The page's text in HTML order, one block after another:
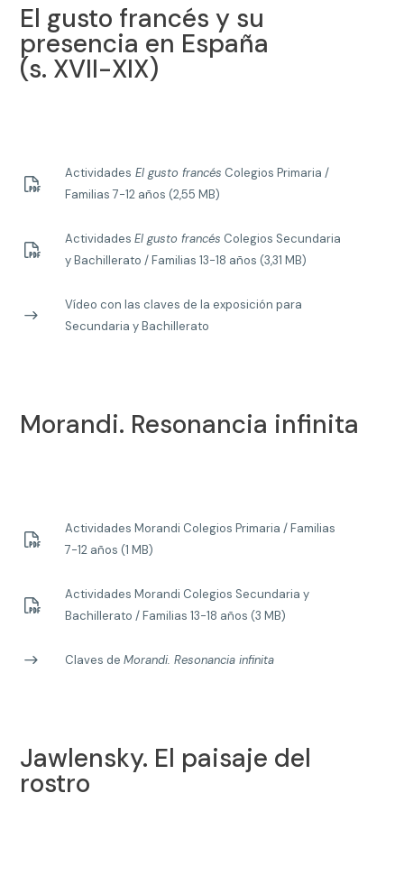
El gusto francés y su
presencia en España
(s. XVII-XIX)
Actividades El gusto francés Colegios Primaria /
Familias 7-12 años (2,55 MB)
ActividadesEl gusto francés Colegios Secundaria
y Bachillerato / Familias 13-18 años (3,31 MB)
Vídeo con las claves de la exposición para
Secundaria y Bachillerato
Morandi. Resonancia infinita
Actividades Morandi Colegios Primaria / Familias
7-12 años (1 MB)
Actividades Morandi Colegios Secundaria y
Bachillerato / Familias 13-18 años (3 MB)
Claves deMorandi. Resonancia infinita
Jawlensky. El paisaje del
rostro